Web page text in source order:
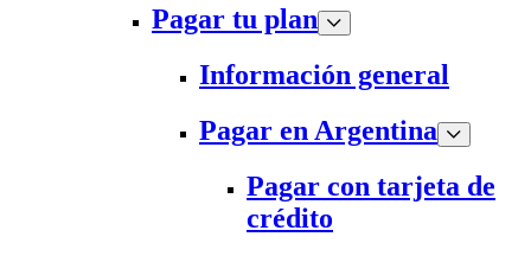
Pagar tu plan
Información general
Pagar en Argentina
Pagar con tarjeta de
crédito